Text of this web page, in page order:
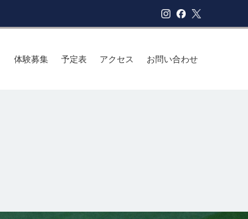
体験募集 予定表 アクセス お問い合わせ